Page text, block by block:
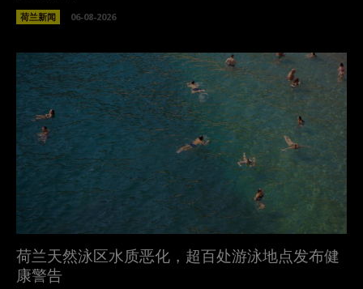
荷兰新闻 06-08-2026
荷兰天然泳区水质恶化，超百处游泳地点发布健
康警告